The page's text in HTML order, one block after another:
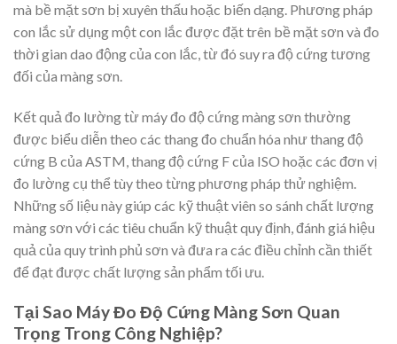
mà bề mặt sơn bị xuyên thấu hoặc biến dạng. Phương pháp
con lắc sử dụng một con lắc được đặt trên bề mặt sơn và đo
thời gian dao động của con lắc, từ đó suy ra độ cứng tương
đối của màng sơn.
Kết quả đo lường từ máy đo độ cứng màng sơn thường
được biểu diễn theo các thang đo chuẩn hóa như thang độ
cứng B của ASTM, thang độ cứng F của ISO hoặc các đơn vị
đo lường cụ thể tùy theo từng phương pháp thử nghiệm.
Những số liệu này giúp các kỹ thuật viên so sánh chất lượng
màng sơn với các tiêu chuẩn kỹ thuật quy định, đánh giá hiệu
quả của quy trình phủ sơn và đưa ra các điều chỉnh cần thiết
để đạt được chất lượng sản phẩm tối ưu.
Tại Sao Máy Đo Độ Cứng Màng Sơn Quan
Trọng Trong Công Nghiệp?